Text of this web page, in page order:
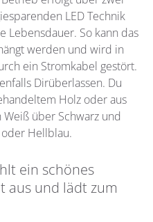
LED Technik
Lebensdauer. So kann das
werden und wird in
ein Stromkabel gestört.
Dirüberlassen. Du
Holz oder aus
über Schwarz und
Hellblau.
ein schönes
aus und lädt zum